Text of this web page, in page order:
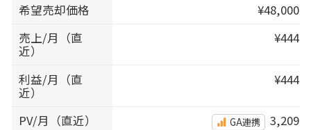
希望売却価格
¥48,000
売上/月（直
近）
¥444
利益/月（直
近）
¥444
PV/月（直近） GA連携 3,209